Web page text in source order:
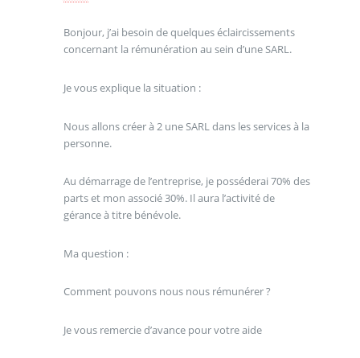
Bonjour, j’ai besoin de quelques éclaircissements
concernant la rémunération au sein d’une SARL.
Je vous explique la situation :
Nous allons créer à 2 une SARL dans les services à la
personne.
Au démarrage de l’entreprise, je posséderai 70% des
parts et mon associé 30%. Il aura l’activité de
gérance à titre bénévole.
Ma question :
Comment pouvons nous nous rémunérer ?
Je vous remercie d’avance pour votre aide